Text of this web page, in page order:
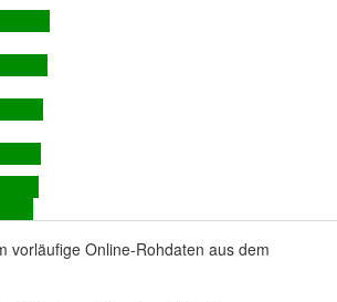
vorläufige Online-Rohdaten aus dem